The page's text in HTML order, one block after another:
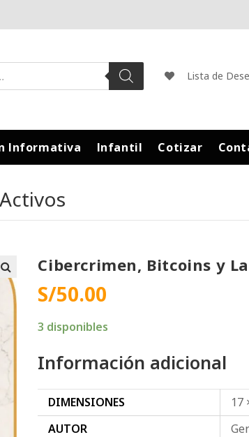
Lista de
Informativa Infantil Cotizar
Cibercrimen, Bitcoins y
S/50.00
3 disponibles
Información adicional
DIMENSIONES
17
AUTOR